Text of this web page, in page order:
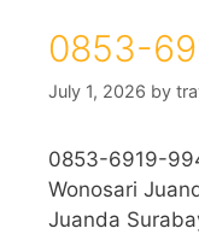
0853-
July 1, 2026 by
0853-6919-
Wonosari
Juanda